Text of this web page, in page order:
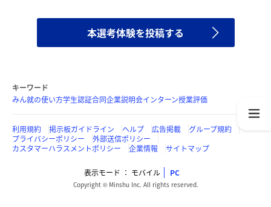
本選考体験を投稿する
キーワード
みん就の使い方学生認証合同企業説明会インターン授業評価
利用規約 掲示板ガイドライン ヘルプ 広告掲載
グループ規約
プライバシーポリシー
外部送信ポリシー
カスタマーハラスメントポリシー
企業情報 サイトマップ
表示モード モバイル PC
Copyright © Minshu Inc. All rights reserved.